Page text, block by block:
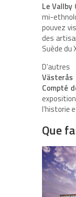
Le Vallby
mi-
pouvez
des
Suède du
Compté
l’historie
Que